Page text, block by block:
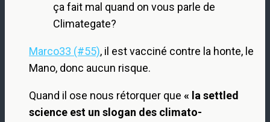
ça fait mal quand on vous parle de
Climategate?
Marco33 (#55), il est vacciné contre la honte, le
Mano, donc aucun risque.
Quand il ose nous rétorquer que « la settled
science est un slogan des climato-